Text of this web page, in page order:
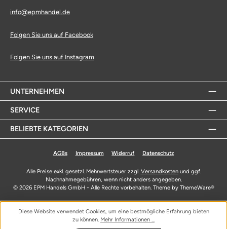
info@epmhandel.de
Folgen Sie uns auf Facebook
Folgen Sie uns auf Instagram
UNTERNEHMEN
SERVICE
BELIEBTE KATEGORIEN
AGBs Impressum Widerruf Datenschutz
Alle Preise exkl. gesetzl. Mehrwertsteuer zzgl. Versandkostenund ggf.
Nachnahmegebühren, wenn nicht anders angegeben.
© 2026 EPM Handels GmbH - Alle Rechte vorbehalten. Theme by ThemeWare®
Diese Website verwendet Cookies, um eine bestmögliche Erfahrung bieten
zu können. Mehr Informationen ...